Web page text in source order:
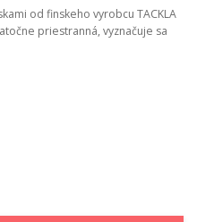
od finskeho vyrobcu TACKLA
priestranná, vyznačuje sa